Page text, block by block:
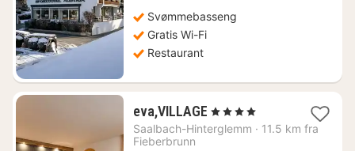
Svømmebasseng
Gratis Wi-Fi
Restaurant
eva,VILLAGE 1
natt
fra
, 4 Stjerner
Saalbach-Hinterglemm · 11.5 km fra
Fieberbrunn